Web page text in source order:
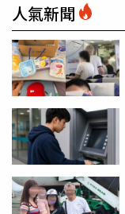
人氣新聞